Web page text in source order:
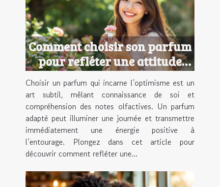
Comment choisir son parfum
pour refléter une attitude
optimiste ?
Choisir un parfum qui incarne l’optimisme est un
art subtil, mêlant connaissance de soi et
compréhension des notes olfactives. Un parfum
adapté peut illuminer une journée et transmettre
immédiatement une énergie positive à
l’entourage. Plongez dans cet article pour
découvrir comment refléter une...